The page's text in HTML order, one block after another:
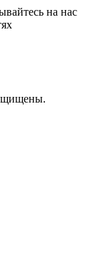
на нас